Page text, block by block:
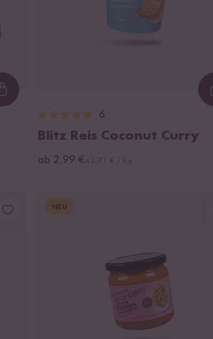
Loading...
6
Blitz Reis Coconut Curry
ab 2,99 €
NEU